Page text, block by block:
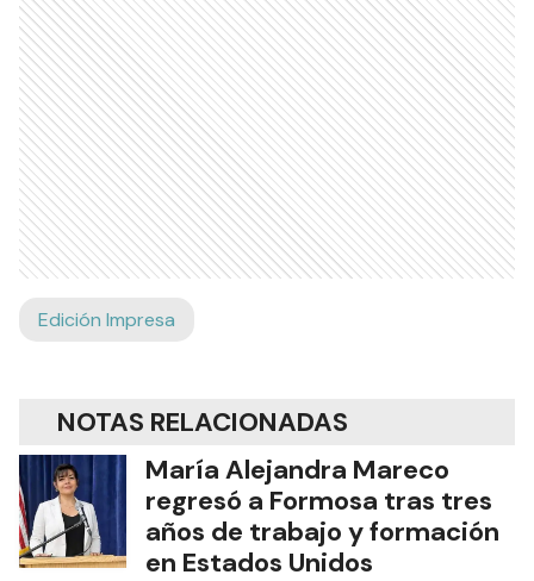
Edición Impresa
NOTAS RELACIONADAS
María Alejandra Mareco
regresó a Formosa tras tres
años de trabajo y formación
en Estados Unidos